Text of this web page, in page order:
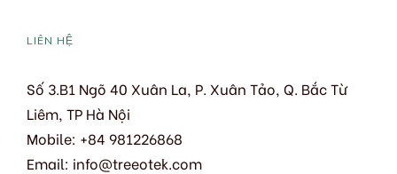
LIÊN HỆ
Số 3.B1 Ngõ 40 Xuân La, P. Xuân Tảo, Q. Bắc Từ
Liêm, TP Hà Nội
Mobile: +84 981226868
Email: info@treeotek.com